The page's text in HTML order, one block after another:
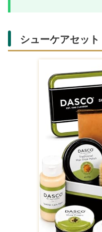
シューケアセッ